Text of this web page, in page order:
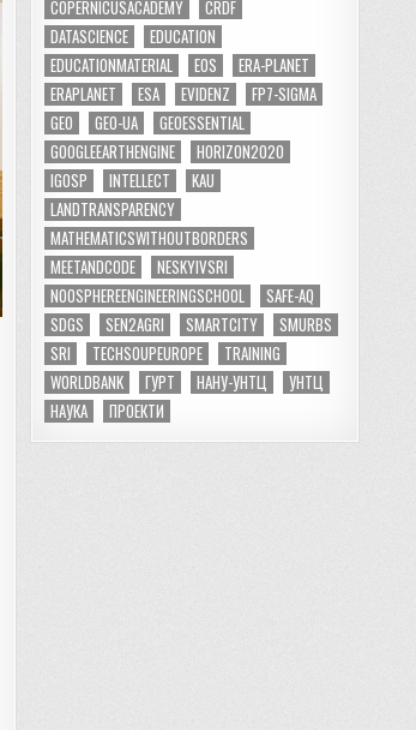
COPERNICUSACADEMY
CRDF
DATASCIENCE
EDUCATION
EDUCATIONMATERIAL
EOS
ERA-PLANET
ERAPLANET
ESA EVIDENZ
FP7-SIGMA
GEO
GEO-UA
GEOESSENTIAL
GOOGLEEARTHENGINE
HORIZON2020
IGOSP
INTELLECT
KAU
LANDTRANSPARENCY
MATHEMATICSWITHOUTBORDERS
MEETANDCODE
NESKYIVSRI
NOOSPHEREENGINEERINGSCHOOL
SAFE-AQ
SDGS
SEN2AGRI SMARTCITY
SMURBS
SRI
TECHSOUPEUROPE
TRAINING
WORLDBANK
ГУРТ НАНУ-УНТЦ
УНТЦ
НАУКА
ПРОЕКТИ